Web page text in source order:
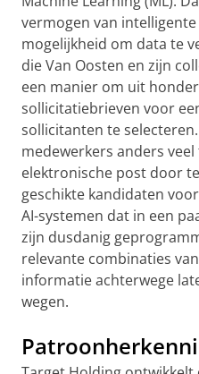
vermogen van
mogelijkheid om data te
die Van Oosten en zijn
een manier om uit
sollicitatiebrieven voor
sollicitanten te
medewerkers anders
elektronische post door
geschikte kandidaten
AI-systemen dat in een
zijn dusdanig
relevante combinaties
informatie achterwege
wegen.